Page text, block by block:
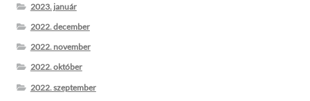
2023. január
2022. december
2022. november
2022. október
2022. szeptember